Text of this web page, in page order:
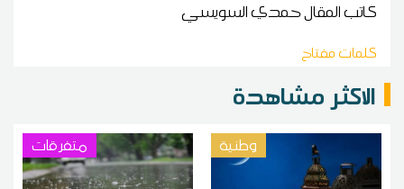
كاتب المقالحمدي السويسي
كلمات مفتاح
الاكثر مشاهدة
وطنية متفرقات